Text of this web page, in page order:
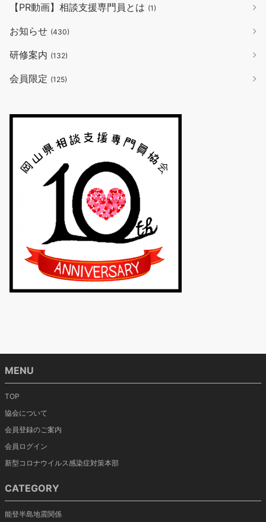
【PR動画】相談支援専門員とは (1)
お知らせ (430)
研修案内 (132)
会員限定 (125)
MENU
TOP
協会について
会員登録のご案内
会員ログイン
新型コロナウイルス感染症対策本部
CATEGORY
能登半島地震関係